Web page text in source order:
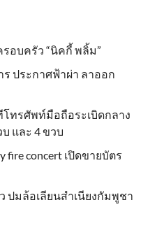
อบครัว “นิคกี้ พลิ้ม”
ประกาศฟ้าผ่า ลาออก
ทรศัพท์มือถือระเบิดกลาง
และ 4 ขวบ
concert เปิดขายบัตร
ปมล้อเลียนสำเนียงกัมพูชา